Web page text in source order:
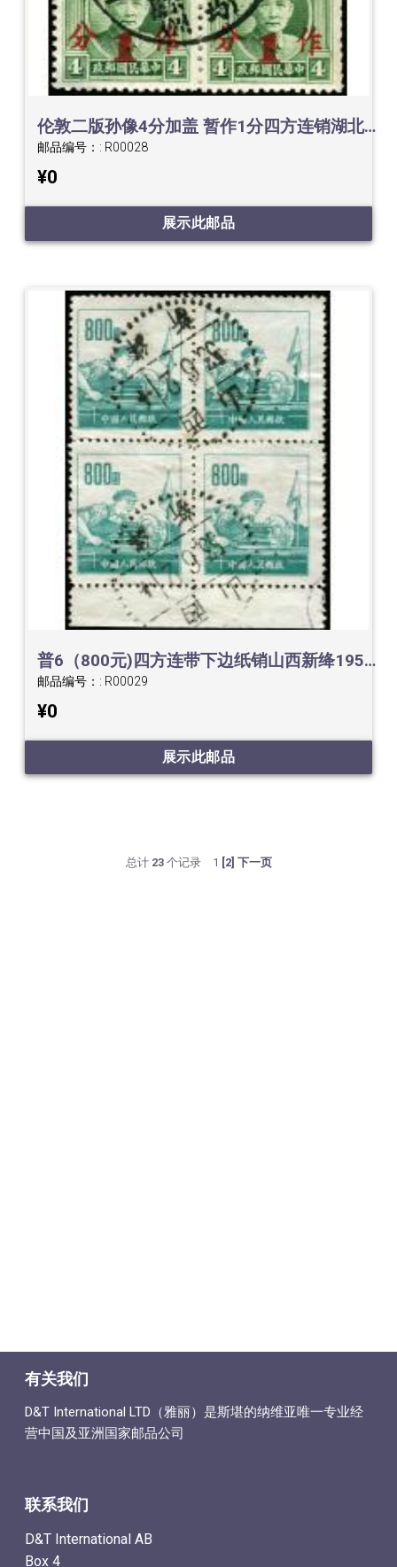
伦敦二版孙像4分加盖 暂作1分四方连销湖北均县日戳
邮品编号：: R00028
¥0
展示此邮品
普6（800元)四方连带下边纸销山西新绛1953.6.2点线戳
邮品编号：: R00029
¥0
展示此邮品
总计 23个记录 1 [2] 下一页
有关我们
D&T International LTD（雅丽）是斯堪的纳维亚唯一专业经
营中国及亚洲国家邮品公司
联系我们
D&T International AB
Box 4